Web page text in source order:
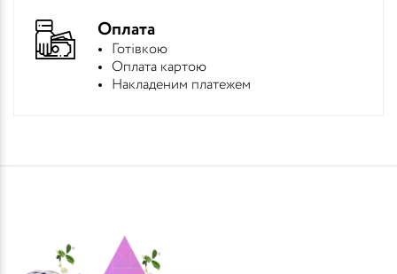
Оплата
Готівкою
Оплата картою
Накладеним платежем